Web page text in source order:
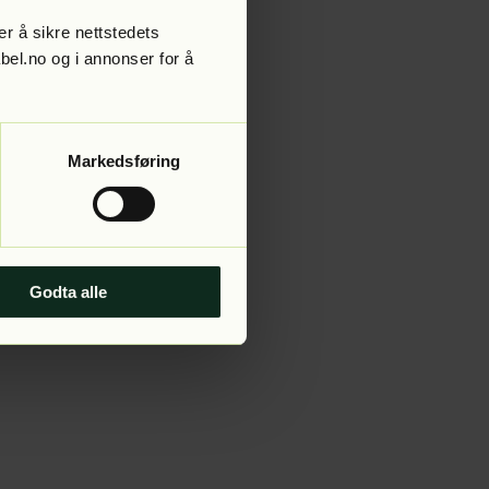
å sikre nettstedets
og i annonser for å
Markedsføring
Godta alle